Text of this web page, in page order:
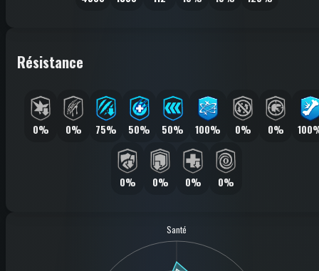
Résistance
0% 0% 75% 50% 50% 100% 0% 0%
0% 0% 0% 0%
Santé